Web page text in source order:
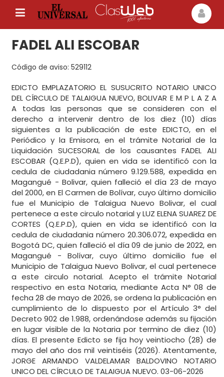
FADEL ALI ESCOBAR
Código de aviso: 529112
EDICTO EMPLAZATORIO EL SUSUCRITO NOTARIO UNICO
DEL CÍRCULO DE TALAIGUA NUEVO, BOLIVAR E M P L A Z A
A todas las personas que se consideren con el
derecho a intervenir dentro de los diez (10) días
siguientes a la publicación de este EDICTO, en el
Periódico y la Emisora, en el trámite Notarial de la
Liquidación SUCESORAL de los causantes FADEL ALI
ESCOBAR (Q.E.P.D), quien en vida se identificó con la
cedula de ciudadania número 9.129.588, expedida en
Magangué - Bolivar, quien falleció el día 23 de mayo
del 2000, en El Carmen de Bolívar, cuyo último domicilio
fue el Municipio de Talaigua Nuevo Bolivar, el cual
pertenece a este circulo notarial y LUZ ELENA SUAREZ DE
CORTES (Q.E.P.D), quien en vida se identificó con la
cedula de ciudadania número 20.306.072, expedida en
Bogotá DC, quien falleció el día 09 de junio de 2022, en
Magangué - Bolívar, cuyo último domicilio fue el
Municipio de Talaigua Nuevo Bolivar, el cual pertenece
a este circulo notarial. Acepto el trámite Notarial
respectivo en esta Notaria, mediante Acta N° 08 de
fecha 28 de mayo de 2026, se ordena la publicación en
cumplimiento de lo dispuesto por el Artículo 3° del
Decreto 902 de 1.988, ordenándose además su fijación
en lugar visible de la Notaria por termino de diez (10)
días. El presente Edicto se fija hoy veintiocho (28) de
mayo del año dos mil veintiséis (2026). Atentamente,
JORGE ARMANDO VALDELAMAR BALDOVINO NOTARIO
UNICO DEL CÍRCULO DE TALAIGUA NUEVO. 03-06-2026